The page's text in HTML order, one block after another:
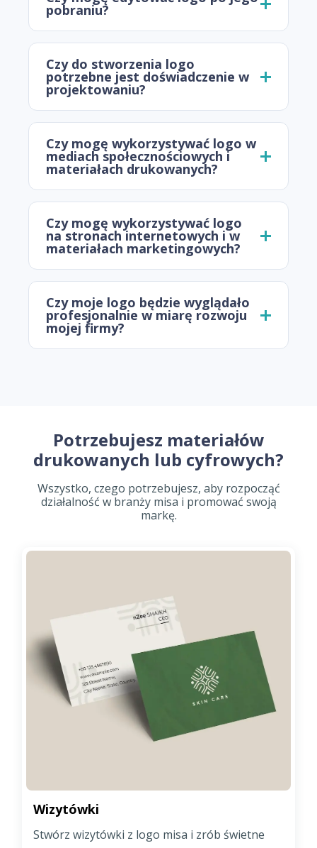
pobraniu?
Czy do stworzenia logo
potrzebne jest doświadczenie w
projektowaniu?
Czy mogę wykorzystywać logo w
mediach społecznościowych i
materiałach drukowanych?
Czy mogę wykorzystywać logo
na stronach internetowych i w
materiałach marketingowych?
Czy moje logo będzie wyglądało
profesjonalnie w miarę rozwoju
mojej firmy?
Potrzebujesz materiałów
drukowanych lub cyfrowych?
Wszystko, czego potrzebujesz, aby rozpocząć
działalność w branży misa i promować swoją
markę.
Wizytówki
Stwórz wizytówki z logo misa i zrób świetne